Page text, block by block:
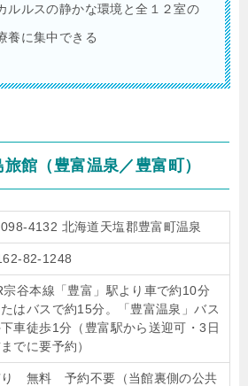
ルルスの静かな環境と全１２室の
養に集中できる
館（豊富温泉／豊富町）
4132 北海道天塩郡豊富町温泉
82-1248
宗谷本線「豊富」駅より車で約10分
たはバスで約15分。「豊富温泉」バス
車徒歩1分（豊富駅から送迎可・3日
でに要予約）
無料 予約不要（当館裏側の公共